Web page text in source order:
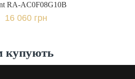
RA-AC0F08G10B
16 060 грн
купують